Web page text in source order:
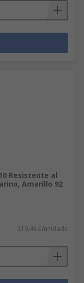
Resistente al
Amarillo 92
219,48 €/unidade